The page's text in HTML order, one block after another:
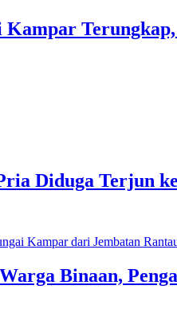
Diduga Terjun
Binaan,